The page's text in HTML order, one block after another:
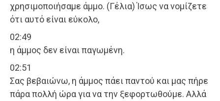
χρησιμοποιήσαμε άμμο. (Γέλια) Ίσως να νομίζετε
ότι αυτό είναι εύκολο,
02:49
η άμμος δεν είναι παγωμένη.
02:51
Σας βεβαιώνω, η άμμος πάει παντού και μας πήρε
πάρα πολλή ώρα για να την ξεφορτωθούμε. Αλλά